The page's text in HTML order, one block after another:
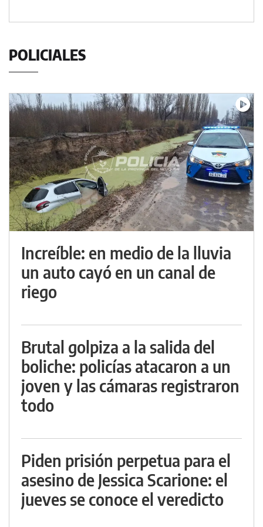
POLICIALES
Increíble: en medio de la lluvia
un auto cayó en un canal de
riego
Brutal golpiza a la salida del
boliche: policías atacaron a un
joven y las cámaras registraron
todo
Piden prisión perpetua para el
asesino de Jessica Scarione: el
jueves se conoce el veredicto